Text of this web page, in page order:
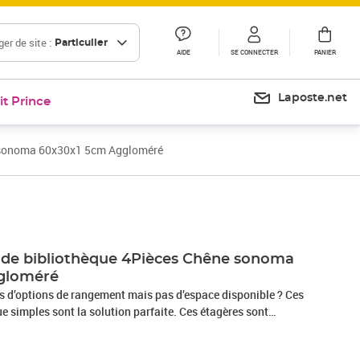
de site : Particulier
AIDE SE CONNECTER PANIER
Prince Laposte.net
60x30x1 5cm Aggloméré
bibliothèque 4Pièces Chêne sonoma
d’options de rangement mais pas d’espace disponible ? Ces
simples sont la solution parfaite. Ces étagères sont
de qualité. De plus, le panneau de la bibliothèque est